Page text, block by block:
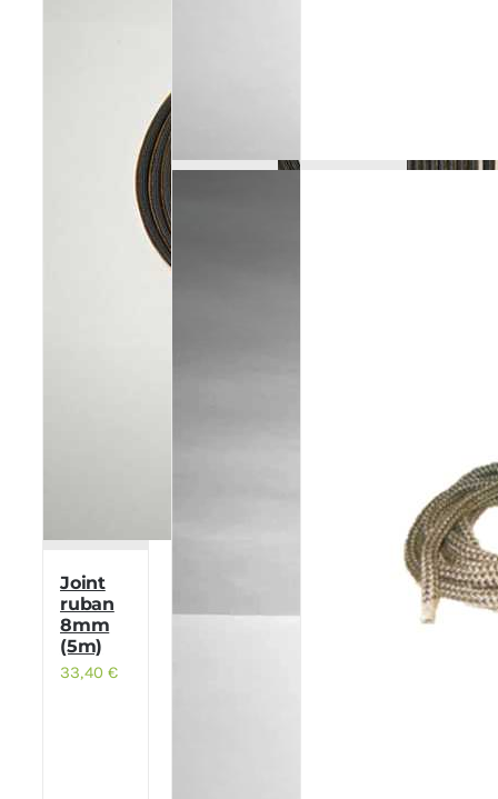
Joint
ruban
8mm
(5m)
33,40€